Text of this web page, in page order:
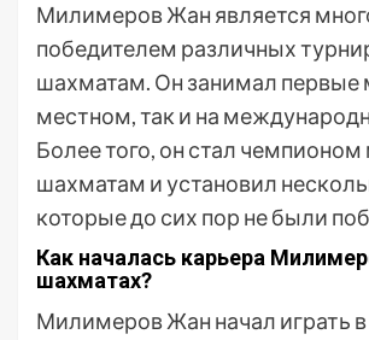
Милимеров Жан является
победителем различных
шахматам. Он занимал первые
местном, так и на
Более того, он стал чемпионом
шахматам и установил
которые до сих пор не были
Как началась карьера
шахматах?
Милимеров Жан начал играть